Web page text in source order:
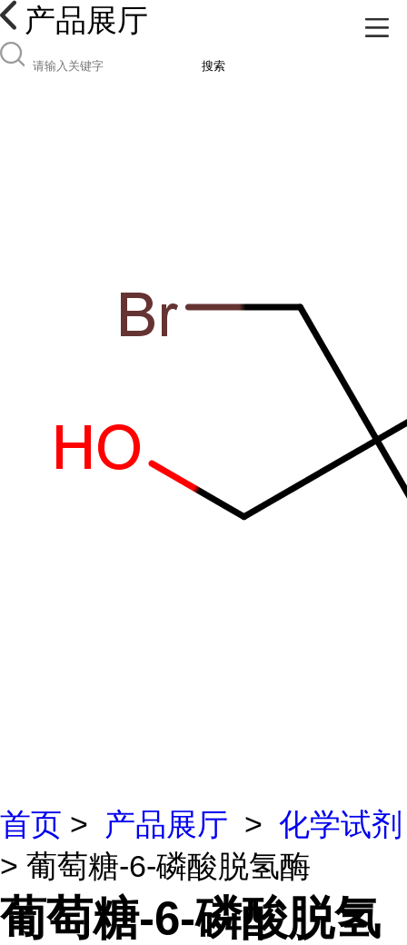
产品展厅
搜索
首页 > 产品展厅 > 化学试剂
> 葡萄糖-6-磷酸脱氢酶
葡萄糖-6-磷酸脱氢